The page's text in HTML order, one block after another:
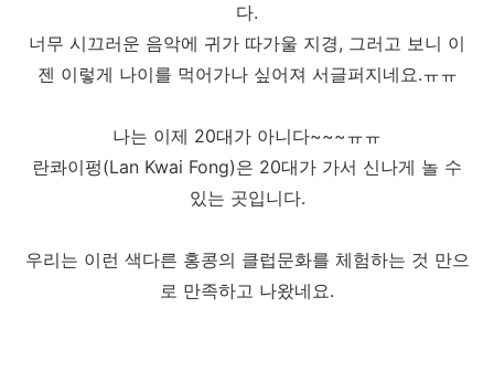
다.
너무 시끄러운 음악에 귀가 따가울 지경, 그러고 보니 이
젠 이렇게 나이를 먹어가나 싶어져 서글퍼지네요.ㅠㅠ
나는 이제 20대가 아니다~~~ㅠㅠ
란콰이펑(Lan Kwai Fong)은 20대가 가서 신나게 놀 수
있는 곳입니다.
우리는 이런 색다른 홍콩의 클럽문화를 체험하는 것 만으
로 만족하고 나왔네요.